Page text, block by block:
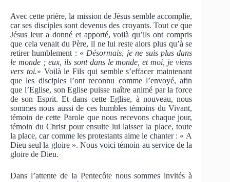
Avec cette prière, la mission de Jésus semble accomplie,
car ses disciples sont devenus des croyants. Tout ce que
Jésus leur a donné et apporté, voilà qu’ils ont compris
que cela venait du Père, il ne lui reste alors plus qu’à se
retirer humblement : « Désormais, je ne suis plus dans
le monde ; eux, ils sont dans le monde, et moi, je viens
vers toi.» Voilà le Fils qui semble s’effacer maintenant
que les disciples l’ont reconnu comme l’envoyé, afin
que l’Eglise, son Eglise puisse naître animé par la force
de son Esprit. Et dans cette Eglise, à nouveau, nous
sommes nous aussi de ces humbles témoins du Vivant,
témoin de cette Parole que nous recevons chaque jour,
témoin du Christ pour ensuite lui laisser la place, toute
la place, car comme les protestants aime le chanter : « A
Dieu seul la gloire ». Nous voici témoin au service de la
gloire de Dieu.
Dans l’attente de la Pentecôte nous sommes invités à